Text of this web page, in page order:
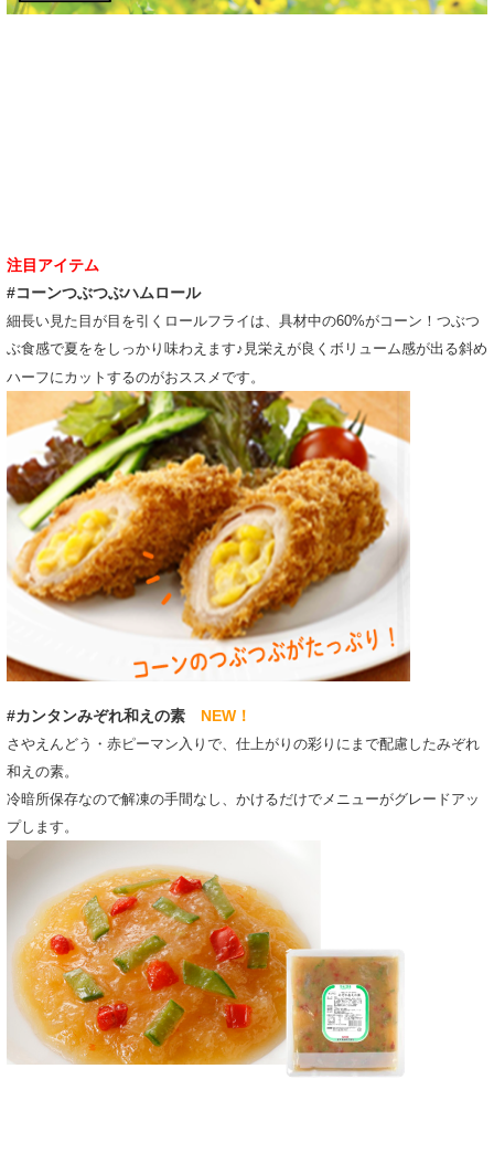
注目アイテム
#コーンつぶつぶハムロール
細長い見た目が目を引くロールフライは、具材中の60%がコーン！つぶつ
ぶ食感で夏ををしっかり味わえます♪見栄えが良くボリューム感が出る斜め
ハーフにカットするのがおススメです。
#カンタンみぞれ和えの素 NEW！
さやえんどう・赤ピーマン入りで、仕上がりの彩りにまで配慮したみぞれ
和えの素。
冷暗所保存なので解凍の手間なし、かけるだけでメニューがグレードアッ
プします。